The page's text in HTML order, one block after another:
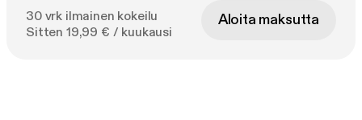
30 vrk ilmainen kokeilu
Sitten 19,99 € / kuukausi
Aloita maksutta